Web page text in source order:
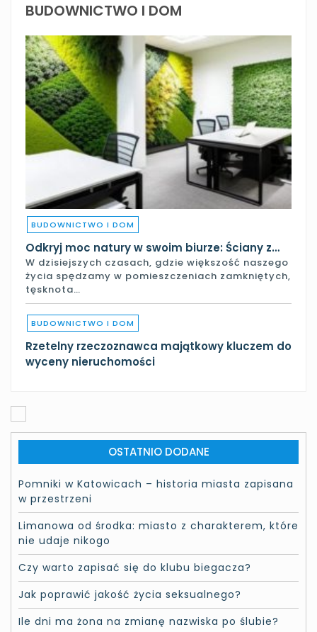
BUDOWNICTWO I DOM
BUDOWNICTWO I DOM
Odkryj moc natury w swoim biurze: Ściany z…
W dzisiejszych czasach, gdzie większość naszego
życia spędzamy w pomieszczeniach zamkniętych,
tęsknota…
BUDOWNICTWO I DOM
Rzetelny rzeczoznawca majątkowy kluczem do
wyceny nieruchomości
OSTATNIO DODANE
Pomniki w Katowicach – historia miasta zapisana
w przestrzeni
Limanowa od środka: miasto z charakterem, które
nie udaje nikogo
Czy warto zapisać się do klubu biegacza?
Jak poprawić jakość życia seksualnego?
Ile dni ma żona na zmianę nazwiska po ślubie?